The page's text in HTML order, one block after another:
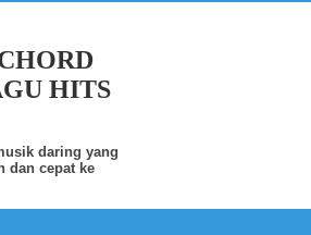
HITS
daring yang
dan cepat ke